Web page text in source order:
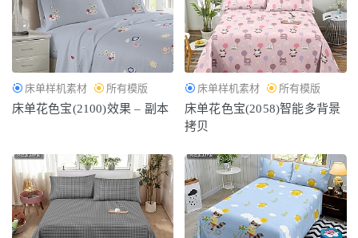
床单样机素材 所有模版
床单花色宝(2100)效果 – 副本
床单样机素材 所有模版
床单花色宝(2058)智能多背景
拷贝